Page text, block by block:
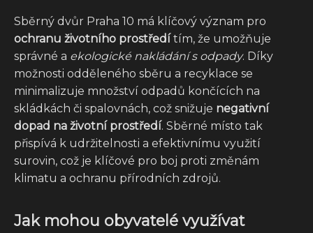
Sběrný dvůr Praha 10 má klíčový význam pro
ochranu životního prostředí tím, že umožňuje
správné a ekologické nakládání s odpady. Díky
možnosti odděleného sběru a recyklace se
minimalizuje množství odpadů končících na
skládkách či spalovnách, což snižuje negativní
dopad na životní prostředí. Sběrné místo tak
přispívá k udržitelnosti a efektivnímu využití
surovin, což je klíčové pro boj proti změnám
klimatu a ochranu přírodních zdrojů.
Jak mohou obyvatelé využívat